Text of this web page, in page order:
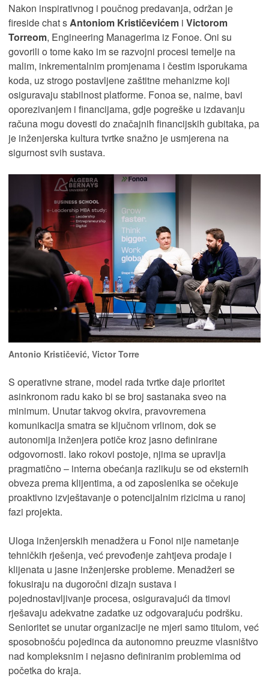
Nakon inspirativnog i poučnog predavanja, održan je
fireside chat sAntoniom Krističevićem i Victorom
Torreom, Engineering Managerima iz Fonoe. Oni su
govorili o tome kako im se razvojni procesi temelje na
malim, inkrementalnim promjenama i čestim isporukama
koda, uz strogo postavljene zaštitne mehanizme koji
osiguravaju stabilnost platforme. Fonoa se, naime, bavi
oporezivanjem i financijama, gdje pogreške u izdavanju
računa mogu dovesti do značajnih financijskih gubitaka, pa
je inženjerska kultura tvrtke snažno je usmjerena na
sigurnost svih sustava.
Antonio Krističević, Victor Torre
S operativne strane, model rada tvrtke daje prioritet
asinkronom radu kako bi se broj sastanaka sveo na
minimum. Unutar takvog okvira, pravovremena
komunikacija smatra se ključnom vrlinom, dok se
autonomija inženjera potiče kroz jasno definirane
odgovornosti. Iako rokovi postoje, njima se upravlja
pragmatično – interna obećanja razlikuju se od eksternih
obveza prema klijentima, a od zaposlenika se očekuje
proaktivno izvještavanje o potencijalnim rizicima u ranoj
fazi projekta.
Uloga inženjerskih menadžera u Fonoi nije nametanje
tehničkih rješenja, već prevođenje zahtjeva prodaje i
klijenata u jasne inženjerske probleme. Menadžeri se
fokusiraju na dugoročni dizajn sustava i
pojednostavljivanje procesa, osiguravajući da timovi
rješavaju adekvatne zadatke uz odgovarajuću podršku.
Senioritet se unutar organizacije ne mjeri samo titulom, već
sposobnošću pojedinca da autonomno preuzme vlasništvo
nad kompleksnim i nejasno definiranim problemima od
početka do kraja.